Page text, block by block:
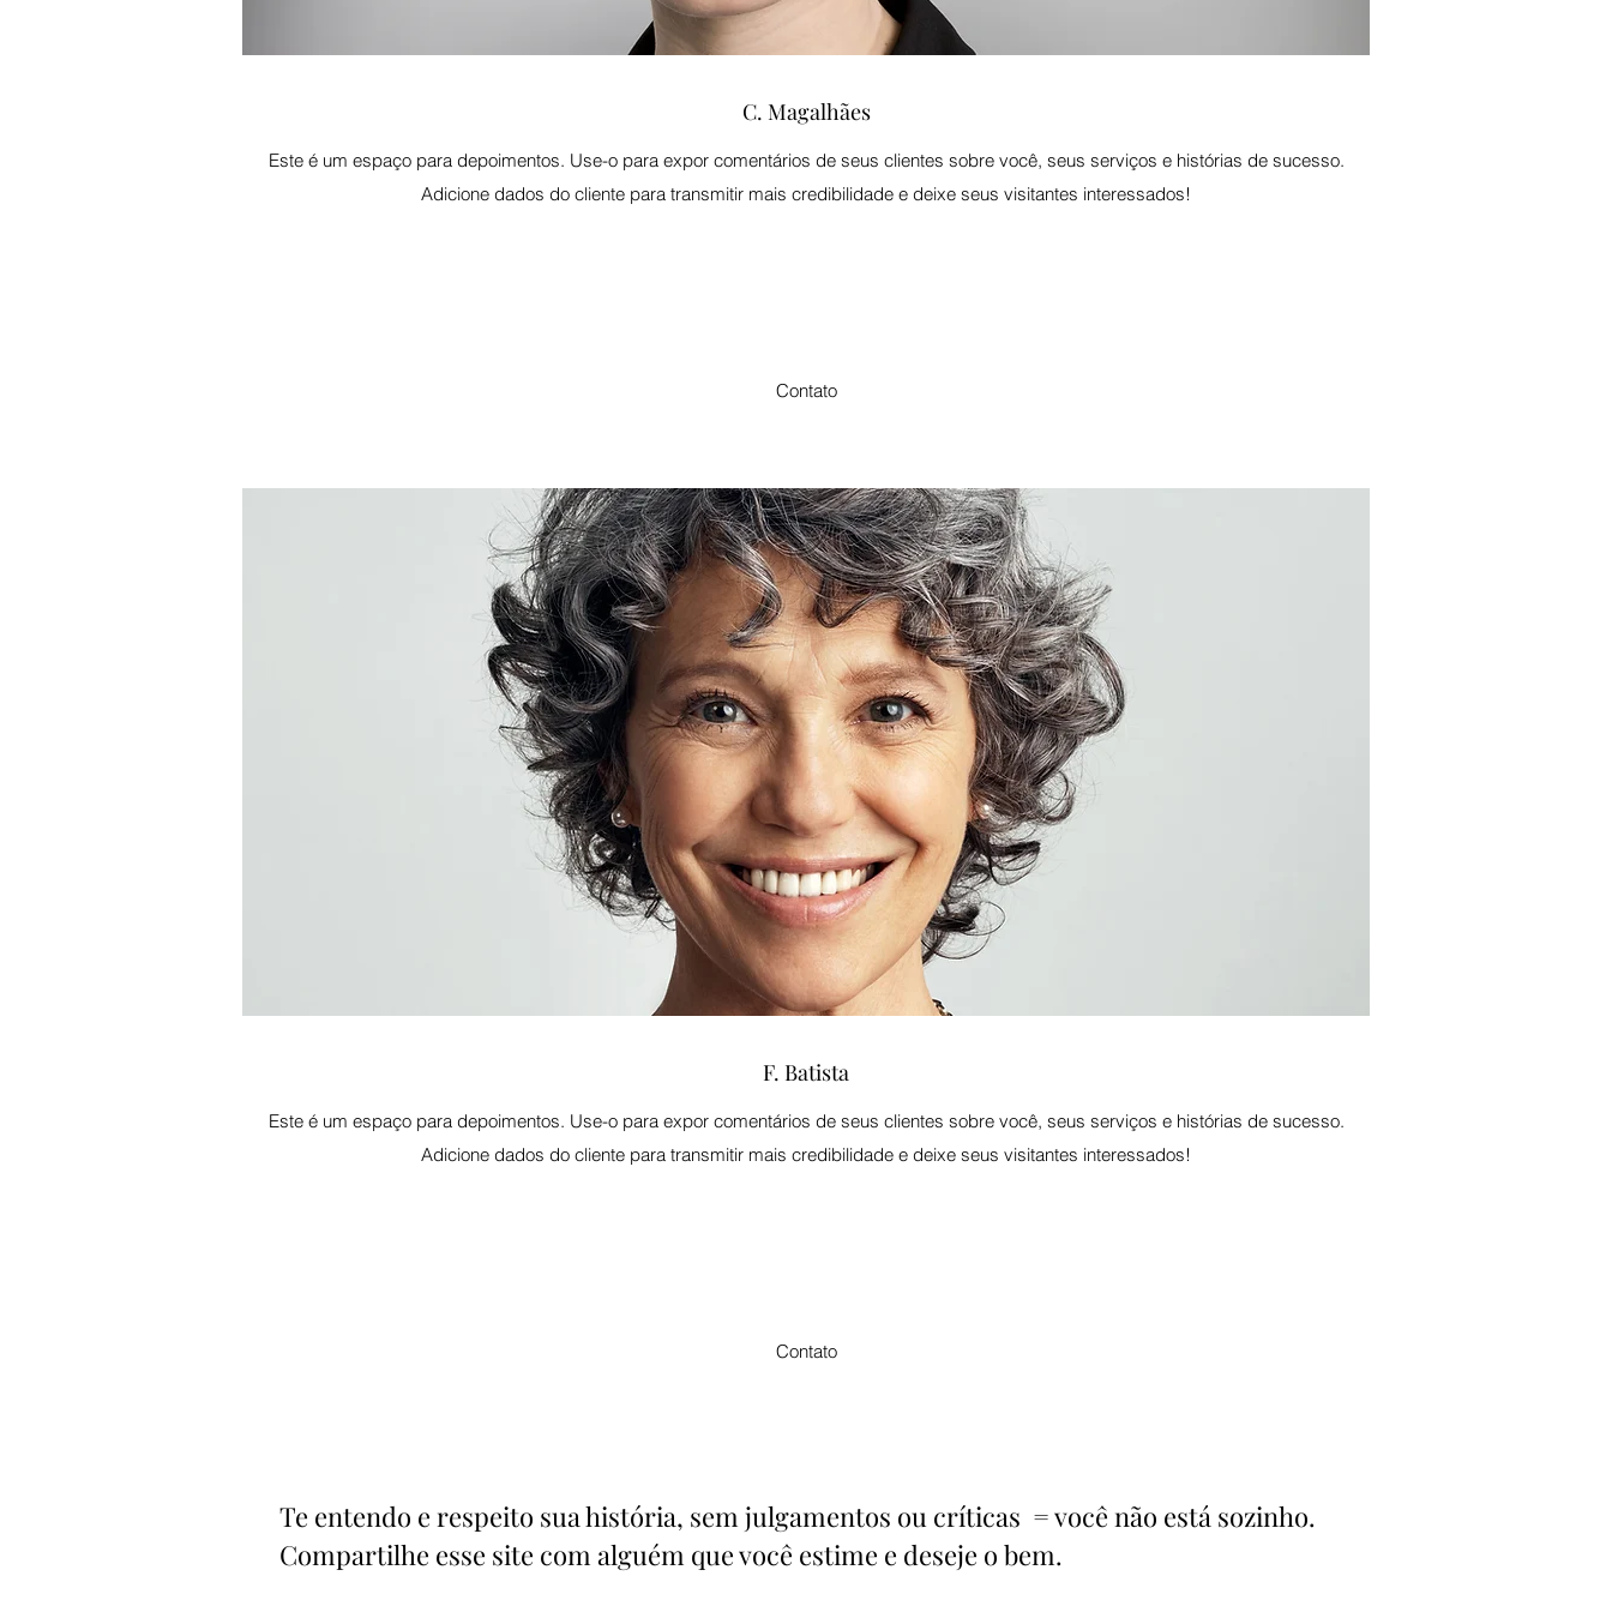
C. Magalhães
Este é um espaço para depoimentos. Use-o para expor comentários de seus clientes sobre você, seus serviços e histórias de sucesso.
Adicione dados do cliente para transmitir mais credibilidade e deixe seus visitantes interessados!
Contato
F. Batista
Este é um espaço para depoimentos. Use-o para expor comentários de seus clientes sobre você, seus serviços e histórias de sucesso.
Adicione dados do cliente para transmitir mais credibilidade e deixe seus visitantes interessados!
Contato
Te entendo e respeito sua história, sem julgamentos ou críticas = você não está sozinho.
Compartilhe esse site com alguém que você estime e deseje o bem.